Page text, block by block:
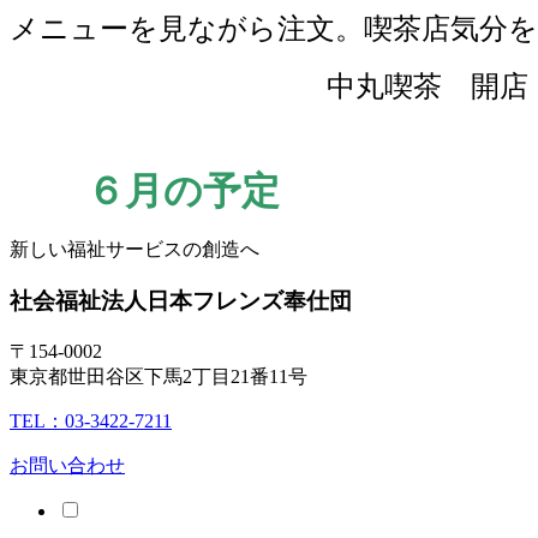
メニューを見ながら注文。喫茶店気分を
中丸喫茶 開店！
６月の予定
新しい福祉サービスの創造へ
社会福祉法人 日本フレンズ奉仕団
〒154-0002
東京都世田谷区下馬2丁目21番11号
TEL：03-3422-7211
お問い合わせ